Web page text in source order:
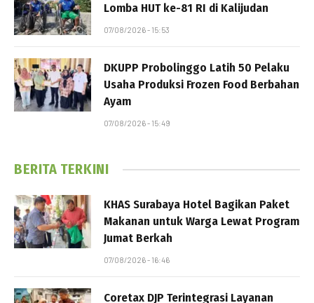
Lomba HUT ke-81 RI di Kalijudan
07/08/2026 - 15:53
DKUPP Probolinggo Latih 50 Pelaku
Usaha Produksi Frozen Food Berbahan
Ayam
07/08/2026 - 15:49
BERITA TERKINI
KHAS Surabaya Hotel Bagikan Paket
Makanan untuk Warga Lewat Program
Jumat Berkah
07/08/2026 - 16:46
Coretax DJP Terintegrasi Layanan